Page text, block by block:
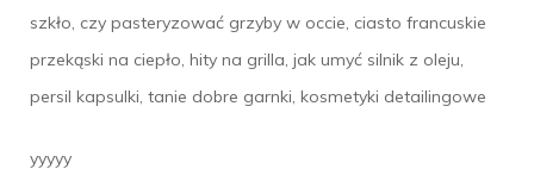
szkło, czy pasteryzować grzyby w occie, ciasto francuskie
przekąski na ciepło, hity na grilla, jak umyć silnik z oleju,
persil kapsulki, tanie dobre garnki, kosmetyki detailingowe
yyyyy